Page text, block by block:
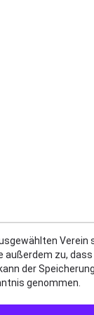
Verein
zu, dass
der
genommen.